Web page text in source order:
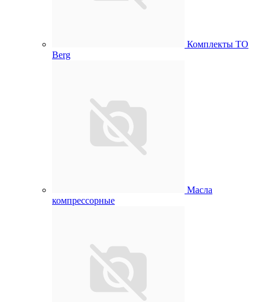
Комплекты ТО
Berg
Масла
компрессорные